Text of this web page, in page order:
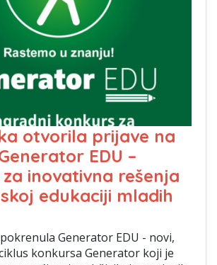
otvorila prijave na
EDU –
inovativna rešenja
edukaciji mladih
Generator EDU - novi,
konkursa Generator koji je